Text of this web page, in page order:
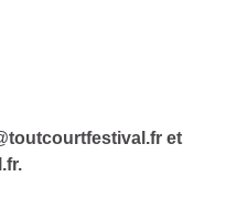
toutcourtfestival.fr et